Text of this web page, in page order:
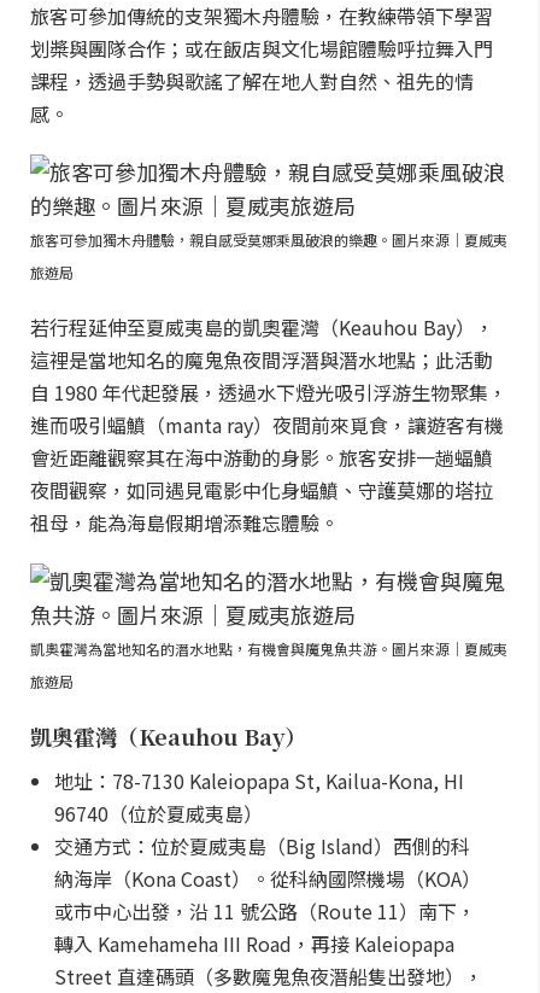
旅客可參加傳統的支架獨木舟體驗，在教練帶領下學習
划槳與團隊合作；或在飯店與文化場館體驗呼拉舞入門
課程，透過手勢與歌謠了解在地人對自然、祖先的情
感。
旅客可參加獨木舟體驗，親自感受莫娜乘風破浪的樂趣。圖片來源｜夏威夷
旅遊局
若行程延伸至夏威夷島的凱奧霍灣（Keauhou Bay），
這裡是當地知名的魔鬼魚夜間浮潛與潛水地點；此活動
自 1980 年代起發展，透過水下燈光吸引浮游生物聚集，
進而吸引蝠鱝（manta ray）夜間前來覓食，讓遊客有機
會近距離觀察其在海中游動的身影。旅客安排一趟蝠鱝
夜間觀察，如同遇見電影中化身蝠鱝、守護莫娜的塔拉
祖母，能為海島假期增添難忘體驗。
凱奧霍灣為當地知名的潛水地點，有機會與魔鬼魚共游。圖片來源｜夏威夷
旅遊局
凱奧霍灣（Keauhou Bay）
地址：78-7130 Kaleiopapa St, Kailua-Kona, HI
96740（位於夏威夷島）
交通方式：位於夏威夷島（Big Island）西側的科
納海岸（Kona Coast）。從科納國際機場（KOA）
或市中心出發，沿 11 號公路（Route 11）南下，
轉入 Kamehameha III Road，再接 Kaleiopapa
Street 直達碼頭（多數魔鬼魚夜潛船隻出發地），